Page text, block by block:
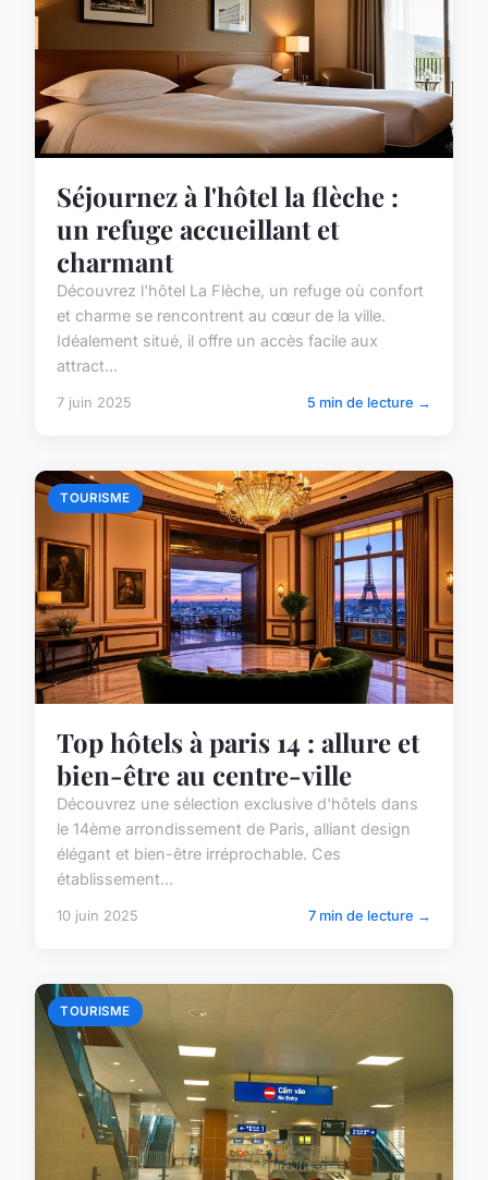
Séjournez à l'hôtel la flèche :
un refuge accueillant et
charmant
Découvrez l'hôtel La Flèche, un refuge où confort
et charme se rencontrent au cœur de la ville.
Idéalement situé, il offre un accès facile aux
attract...
7 juin 2025 5 min de lecture →
TOURISME
Top hôtels à paris 14 : allure et
bien-être au centre-ville
Découvrez une sélection exclusive d'hôtels dans
le 14ème arrondissement de Paris, alliant design
élégant et bien-être irréprochable. Ces
établissement...
10 juin 2025 7 min de lecture →
TOURISME